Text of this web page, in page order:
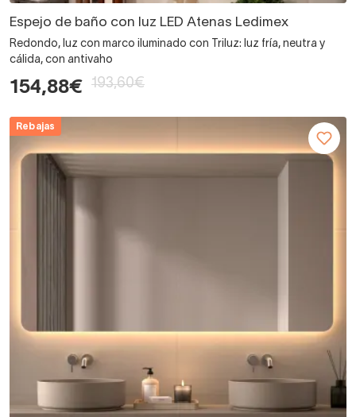
Espejo de baño con luz LED Atenas Ledimex
Redondo, luz con marco iluminado con Triluz: luz fría, neutra y
cálida, con antivaho
154,88€ 193,60€
Rebajas